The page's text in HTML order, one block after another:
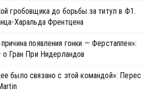
гробовщика до борьбы за титул в Ф1.
Харальда Френтцена
появления гонки — Ферстаппен»:
о Гран При Нидерландов
было связано с этой командой»: Перес